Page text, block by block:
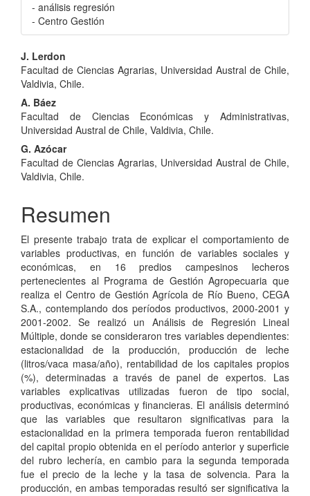
- análisis regresión
- Centro Gestión
Contenido
principal
del
artículo
J. Lerdon
Facultad de Ciencias Agrarias, Universidad Austral de Chile,
Valdivia, Chile.
A. Báez
Facultad de Ciencias Económicas y Administrativas,
Universidad Austral de Chile, Valdivia, Chile.
G. Azócar
Facultad de Ciencias Agrarias, Universidad Austral de Chile,
Valdivia, Chile.
Resumen
El presente trabajo trata de explicar el comportamiento de
variables productivas, en función de variables sociales y
económicas, en 16 predios campesinos lecheros
pertenecientes al Programa de Gestión Agropecuaria que
realiza el Centro de Gestión Agrícola de Río Bueno, CEGA
S.A., contemplando dos períodos productivos, 2000-2001 y
2001-2002. Se realizó un Análisis de Regresión Lineal
Múltiple, donde se consideraron tres variables dependientes:
estacionalidad de la producción, producción de leche
(litros/vaca masa/año), rentabilidad de los capitales propios
(%), determinadas a través de panel de expertos. Las
variables explicativas utilizadas fueron de tipo social,
productivas, económicas y financieras. El análisis determinó
que las variables que resultaron significativas para la
estacionalidad en la primera temporada fueron rentabilidad
del capital propio obtenida en el período anterior y superficie
del rubro lechería, en cambio para la segunda temporada
fue el precio de la leche y la tasa de solvencia. Para la
producción, en ambas temporadas resultó ser significativa la